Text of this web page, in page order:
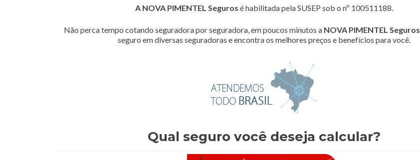
A NOVA PIMENTEL Seguros é habilitada pela SUSEP sob o nº 100511188.
Não perca tempo cotando seguradora por seguradora, em poucos minutos a NOVA PIMENTEL Seguros
seguro em diversas seguradoras e encontra os melhores preços e benefícios para você.
Qual seguro você deseja calcular?